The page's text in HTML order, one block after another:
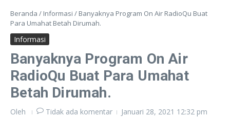
Beranda / Informasi / Banyaknya Program On Air RadioQu Buat
Para Umahat Betah Dirumah.
Informasi
Banyaknya Program On Air
RadioQu Buat Para Umahat
Betah Dirumah.
Oleh Tidak ada komentar Januari 28, 2021 12:32 pm